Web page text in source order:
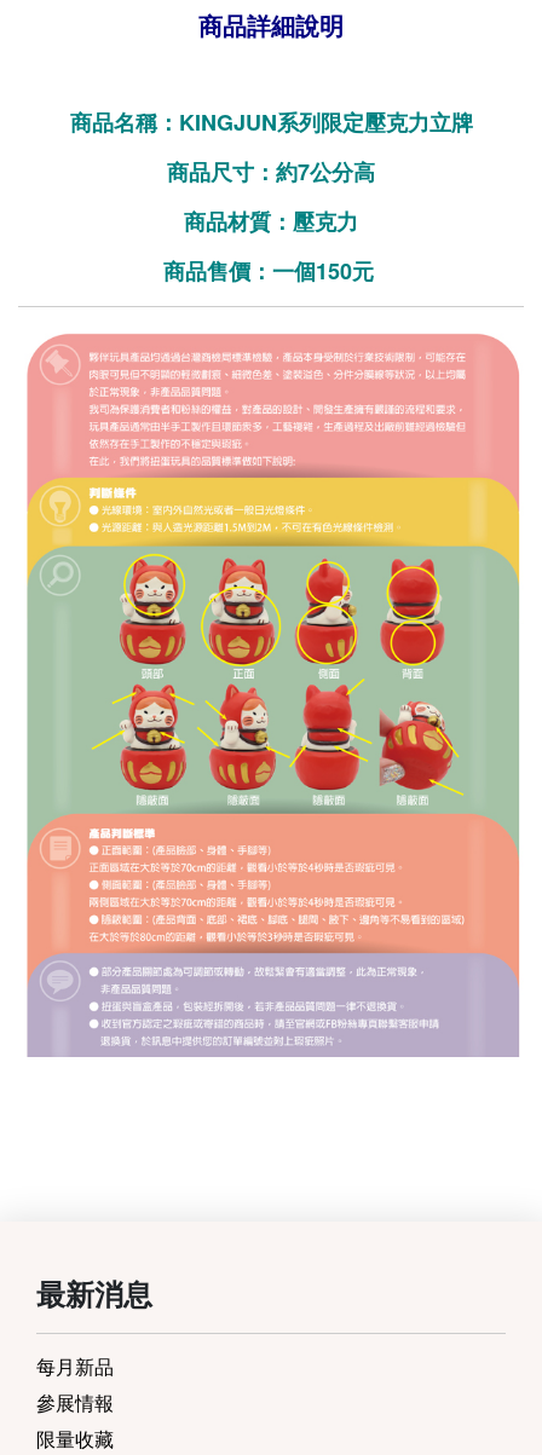
商品詳細說明
商品名稱：KINGJUN系列限定壓克力立牌
商品尺寸：約7公分高
商品材質：壓克力
商品售價：一個150元
最新消息
每月新品
參展情報
限量收藏